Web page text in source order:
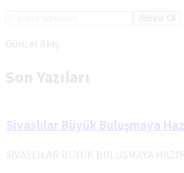
Abone Ol
Güncel Akış
Son Yazıları
Sivaslılar Büyük Buluşmaya
SİVASLILAR BÜYÜK BULUŞMAYA